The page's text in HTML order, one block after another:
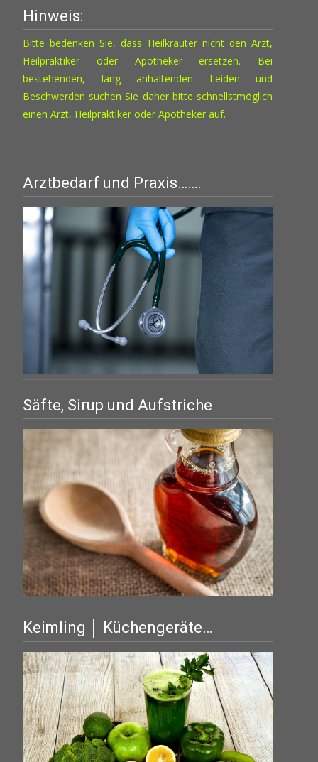
Hinweis:
Bitte bedenken Sie, dass Heilkräuter nicht den Arzt,
Heilpraktiker oder Apotheker ersetzen. Bei
bestehenden, lang anhaltenden Leiden und
Beschwerden suchen Sie daher bitte schnellstmöglich
einen Arzt, Heilpraktiker oder Apotheker auf.
Arztbedarf und Praxis…….
Säfte, Sirup und Aufstriche
Keimling │ Küchengeräte…